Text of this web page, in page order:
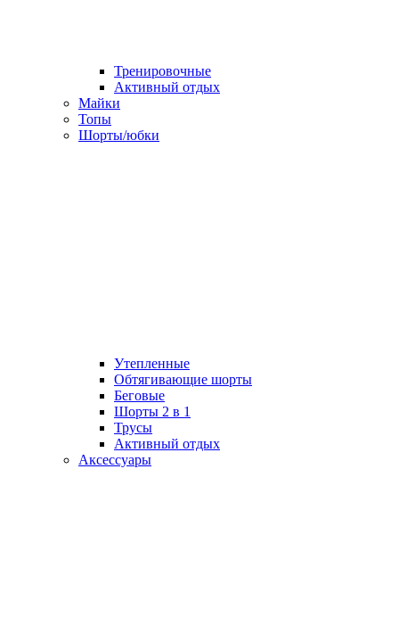
Тренировочные
Активный отдых
Майки
Топы
Шорты/юбки
Утепленные
Обтягивающие шорты
Беговые
Шорты 2 в 1
Трусы
Активный отдых
Аксессуары